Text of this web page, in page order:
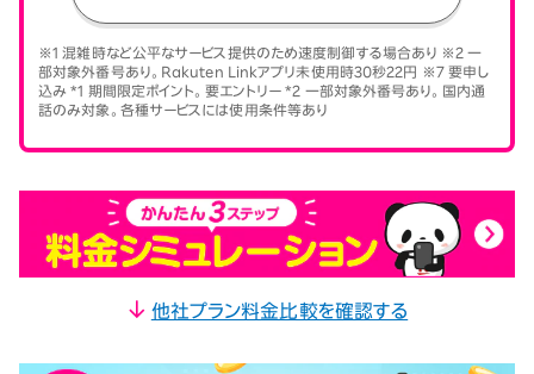
※1 混雑時など公平なサービス提供のため速度制御する場合あり ※2 一
部対象外番号あり。Rakuten Linkアプリ未使用時30秒22円 ※7 要申し
込み *1 期間限定ポイント。要エントリー *2 一部対象外番号あり。国内通
話のみ対象。各種サービスには使用条件等あり
他社プラン料金比較を確認する